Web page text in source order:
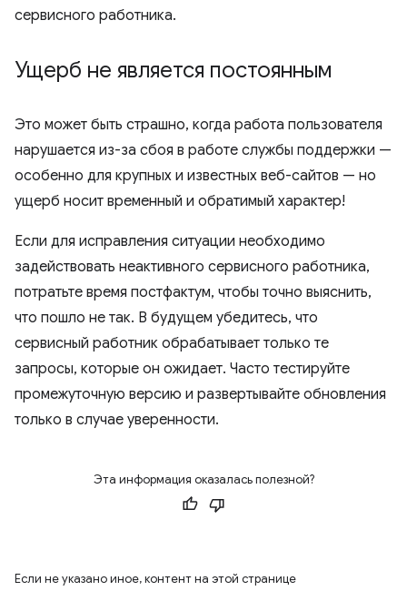
сервисного работника.
Ущерб не является постоянным
Это может быть страшно, когда работа пользователя
нарушается из-за сбоя в работе службы поддержки —
особенно для крупных и известных веб-сайтов — но
ущерб носит временный и обратимый характер!
Если для исправления ситуации необходимо
задействовать неактивного сервисного работника,
потратьте время постфактум, чтобы точно выяснить,
что пошло не так. В будущем убедитесь, что
сервисный работник обрабатывает только те
запросы, которые он ожидает. Часто тестируйте
промежуточную версию и развертывайте обновления
только в случае уверенности.
Эта информация оказалась полезной?
Если не указано иное, контент на этой странице